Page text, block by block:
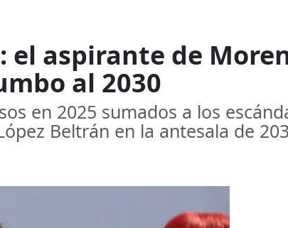
el aspirante de
al 2030
en 2025 sumados a los
Beltrán en la antesala de